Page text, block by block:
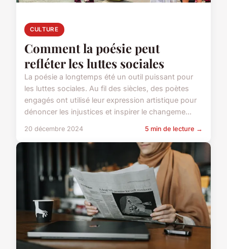
CULTURE
Comment la poésie peut
refléter les luttes sociales
La poésie a longtemps été un outil puissant pour
les luttes sociales. Au fil des siècles, des poètes
engagés ont utilisé leur expression artistique pour
dénoncer les injustices et inspirer le changeme...
20 décembre 2024 5 min de lecture →